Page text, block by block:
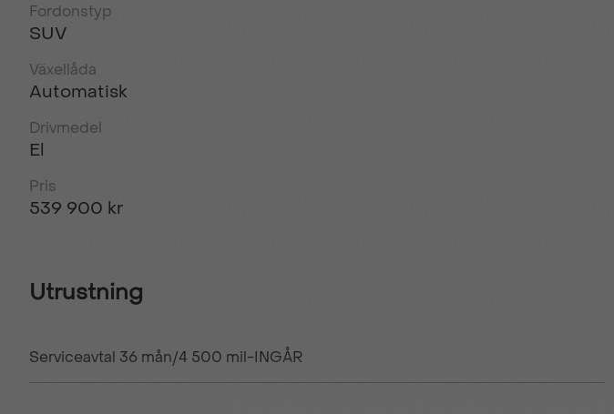
Fordonstyp
SUV
Växellåda
Automatisk
Drivmedel
El
Pris
539 900 kr
Utrustning
Serviceavtal 36 mån/4 500 mil-INGÅR